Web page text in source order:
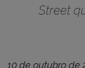
Street
10 de outubro de